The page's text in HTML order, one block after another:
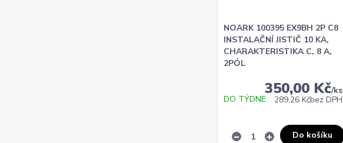
NOARK 100395 EX9BH 2P C8
INSTALAČNÍ JISTIČ 10 KA,
CHARAKTERISTIKA C, 8 A,
2PÓL
350,00 Kč/ks
289,26 Kčbez DPH
DO TÝDNE
Do košíku